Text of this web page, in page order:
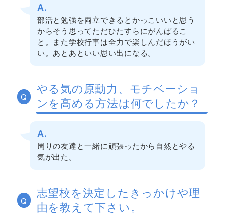
A.
部活と勉強を両立できるとかっこいいと思う
からそう思ってただひたすらにがんばるこ
と。また学校行事は全力で楽しんだほうがい
い。あとあといい思い出になる。
Q
やる気の原動力、モチベーショ
ンを高める方法は何でしたか？
A.
周りの友達と一緒に頑張ったから自然とやる
気が出た。
Q
志望校を決定したきっかけや理
由を教えて下さい。